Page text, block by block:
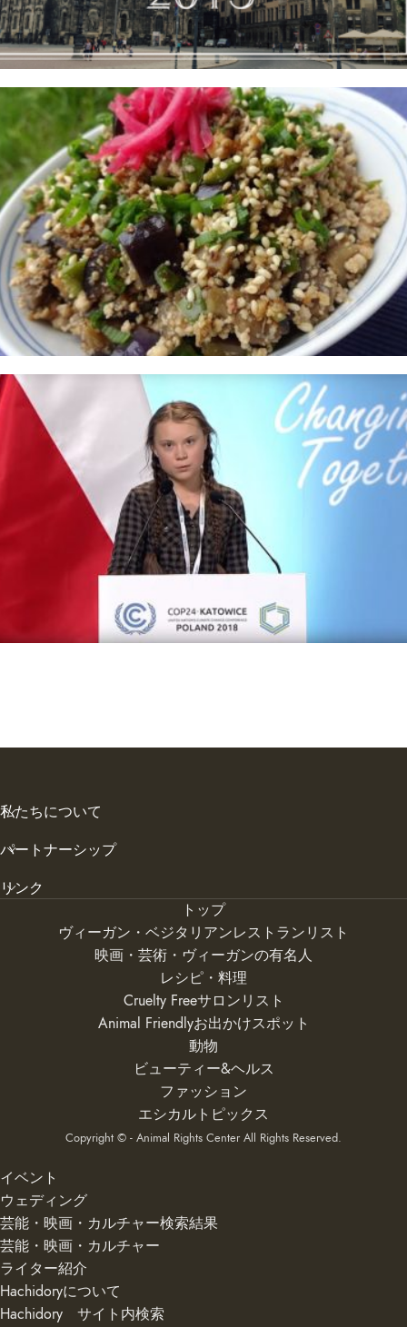
私たちについて
パートナーシップ
リンク
トップ
ヴィーガン・ベジタリアンレストランリスト
映画・芸術・ヴィーガンの有名人
レシピ・料理
Cruelty Freeサロンリスト
Animal Friendlyお出かけスポット
動物
ビューティー&ヘルス
ファッション
エシカルトピックス
Copyright © - Animal Rights Center All Rights Reserved.
イベント
ウェディング
芸能・映画・カルチャー検索結果
芸能・映画・カルチャー
ライター紹介
Hachidoryについて
Hachidory サイト内検索